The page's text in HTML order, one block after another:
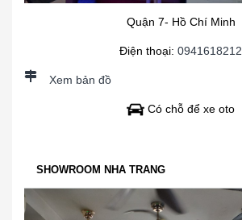
Quận 7- Hồ Chí Minh
Điện thoại: 0941618212
Xem bản đồ
Có chỗ để xe oto
SHOWROOM NHA TRANG